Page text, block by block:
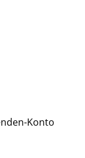
Konto